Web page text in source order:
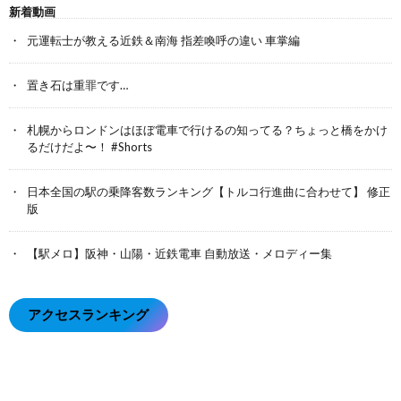
新着動画
元運転士が教える近鉄＆南海 指差喚呼の違い 車掌編
置き石は重罪です…
札幌からロンドンはほぼ電車で行けるの知ってる？ちょっと橋をかけ
るだけだよ〜！ #Shorts
日本全国の駅の乗降客数ランキング【トルコ行進曲に合わせて】 修正
版
【駅メロ】阪神・山陽・近鉄電車 自動放送・メロディー集
アクセスランキング